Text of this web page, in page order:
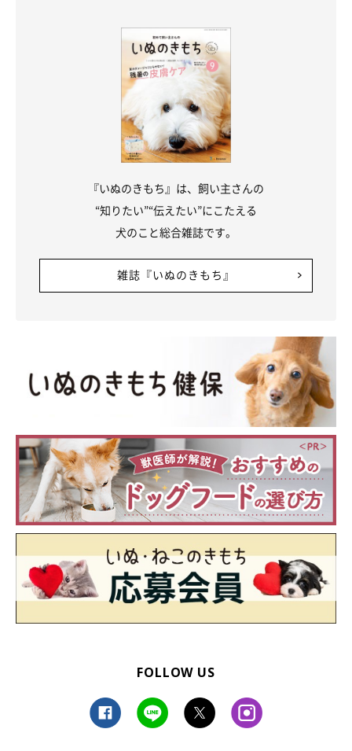
サークルが狭い
犬の体の大きさに対してサークルが小さいと、充分に体を動かす
ことができずに、ストレスが溜まってしまいます。また、スペー
スが充分にないとトイレとベッドの距離が近くなり、自分のウン
チを踏んだり食べたりしてしまうこともあります。
ですので、少なくとも愛犬の体の大きさと同じくらいのフリース
ペースを確保するようにしてください。自由に動けるスペースが
あれば、愛犬もストレスを感じにくくなります。
『いぬのきもち』は、飼い主さんの
“知りたい”“伝えたい”にこたえる
犬のこと総合雑誌です。
雑誌『いぬのきもち』
FOLLOW US